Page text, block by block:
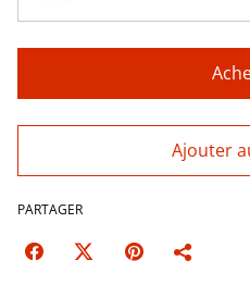
Ajouter
PARTAGER